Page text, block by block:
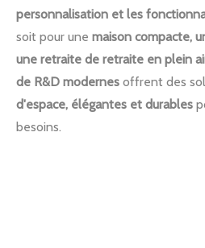
personnalisation et les
soit pour une maison compacte,
une retraite de retraite en plein
de R&D modernes offrent des
d'espace, élégantes et durables
besoins.